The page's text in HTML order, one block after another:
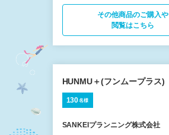
その他商品の​ご購入や
閲覧はこちら
HUNMU＋(フンムープラス)
130名様
SANKEIプランニング株式会社